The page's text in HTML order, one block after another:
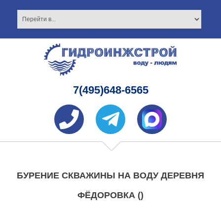
7(495)648-6565
БУРЕНИЕ СКВАЖИНЫ НА ВОДУ ДЕРЕВНЯ
ФЁДОРОВКА ()